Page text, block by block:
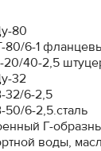
80
6-1
40-2,5
32
32/6-2,5
6-2,5.сталь
Г-
воды,